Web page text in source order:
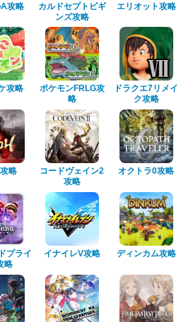
攻略
カルドセプトビギ
ンズ攻略
エリオット攻略
攻略
ポケモンFRLG攻
略
ドラクエ7リメイ
ク攻略
略
コードヴェイン2
攻略
オクトラ0攻略
プライ
略
イナイレV攻略 ディンカム攻略